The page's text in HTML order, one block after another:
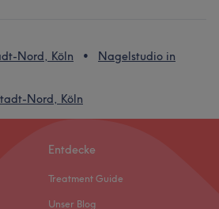
Nord, Köln
Nagelstudio in
Nord, Köln
Entdecke
Treatment Guide
Unser Blog